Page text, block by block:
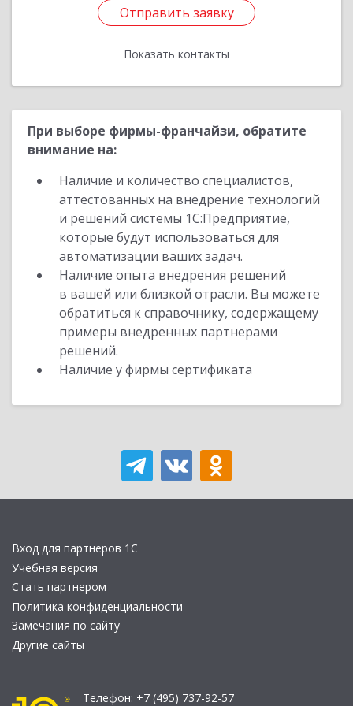
Отправить заявку
Показать контакты
Отправить заявку
Назад
При выборе фирмы-франчайзи, обратите
внимание на:
Наличие и количество специалистов,
аттестованных на внедрение технологий
и решений системы 1С:Предприятие,
которые будут использоваться для
автоматизации ваших задач.
Наличие опыта внедрения решений
в вашей или близкой отрасли. Вы можете
обратиться к справочнику, содержащему
примеры внедренных партнерами
решений.
Наличие у фирмы сертификата
Вход для партнеров 1С
Учебная версия
Стать партнером
Политика конфиденциальности
Замечания по сайту
Другие сайты
Телефон: +7 (495) 737-92-57